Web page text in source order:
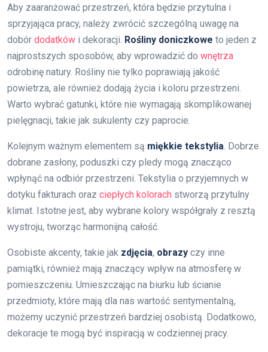
Aby zaaranżować przestrzeń, która będzie przytulna i
sprzyjająca pracy, należy zwrócić szczególną uwagę na
dobór dodatków i dekoracji. Rośliny doniczkowe to jeden z
najprostszych sposobów, aby wprowadzić do wnętrza
odrobinę natury. Rośliny nie tylko poprawiają jakość
powietrza, ale również dodają życia i koloru przestrzeni.
Warto wybrać gatunki, które nie wymagają skomplikowanej
pielęgnacji, takie jak sukulenty czy paprocie.
Kolejnym ważnym elementem są miękkie tekstylia . Dobrze
dobrane zasłony, poduszki czy pledy mogą znacząco
wpłynąć na odbiór przestrzeni. Tekstylia o przyjemnych w
dotyku fakturach oraz ciepłych kolorach stworzą przytulny
klimat. Istotne jest, aby wybrane kolory współgrały z resztą
wystroju, tworząc harmonijną całość.
Osobiste akcenty, takie jak zdjęcia, obrazy czy inne
pamiątki, również mają znaczący wpływ na atmosferę w
pomieszczeniu. Umieszczając na biurku lub ścianie
przedmioty, które mają dla nas wartość sentymentalną,
możemy uczynić przestrzeń bardziej osobistą. Dodatkowo,
dekoracje te mogą być inspiracją w codziennej pracy.